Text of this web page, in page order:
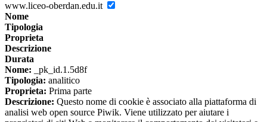
www.liceo-oberdan.edu.it
Nome
Tipologia
Proprieta
Descrizione
Durata
Nome: _pk_id.1.5d8f
Tipologia: analitico
Proprieta: Prima parte
Descrizione: Questo nome di cookie è associato alla piattaforma di
analisi web open source Piwik. Viene utilizzato per aiutare i